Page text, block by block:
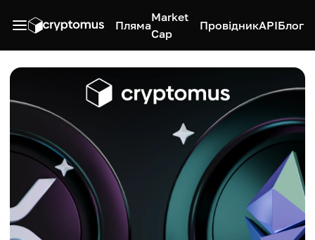
Пляма
Market
Cap
ПровідникAPIБлог